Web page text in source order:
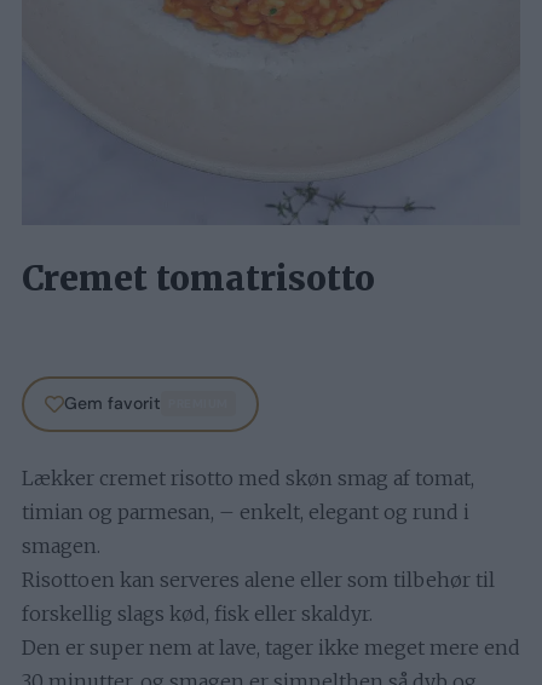
Cremet tomatrisotto
Gem favorit
Lækker cremet risotto med skøn smag af tomat,
timian og parmesan, – enkelt, elegant og rund i
smagen.
Risottoen kan serveres alene eller som tilbehør til
forskellig slags kød, fisk eller skaldyr.
Den er super nem at lave, tager ikke meget mere end